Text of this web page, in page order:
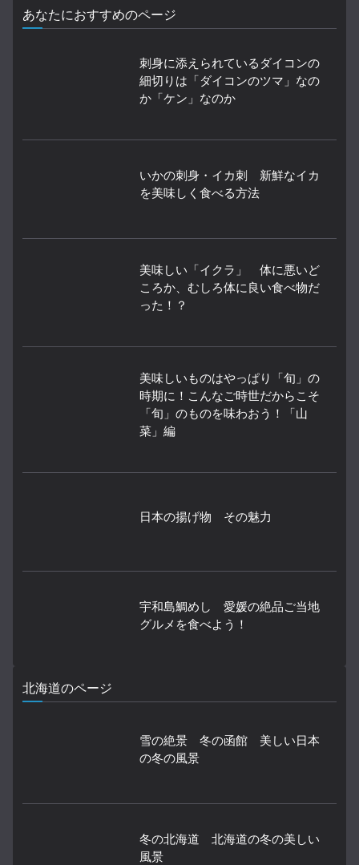
あなたにおすすめのページ
刺身に添えられているダイコンの
細切りは「ダイコンのツマ」なの
か「ケン」なのか
いかの刺身・イカ刺 新鮮なイカ
を美味しく食べる方法
美味しい「イクラ」 体に悪いど
ころか、むしろ体に良い食べ物だ
った！？
美味しいものはやっぱり「旬」の
時期に！こんなご時世だからこそ
「旬」のものを味わおう！「山
菜」編
日本の揚げ物 その魅力
宇和島鯛めし 愛媛の絶品ご当地
グルメを食べよう！
北海道のページ
雪の絶景 冬の函館 美しい日本
の冬の風景
冬の北海道 北海道の冬の美しい
風景